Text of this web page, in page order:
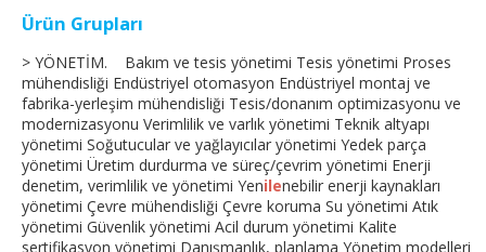
Ürün Grupları
> YÖNETİM. Bakım ve tesis yönetimi Tesis yönetimi Proses
mühendisliği Endüstriyel otomasyon Endüstriyel montaj ve
fabrika-yerleşim mühendisliği Tesis/donanım optimizasyonu ve
modernizasyonu Verimlilik ve varlık yönetimi Teknik altyapı
yönetimi Soğutucular ve yağlayıcılar yönetimi Yedek parça
yönetimi Üretim durdurma ve süreç/çevrim yönetimi Enerji
denetim, verimlilik ve yönetimi Yenilenebilir enerji kaynakları
yönetimi Çevre mühendisliği Çevre koruma Su yönetimi Atık
yönetimi Güvenlik yönetimi Acil durum yönetimi Kalite
sertifikasyon yönetimi Danışmanlık, planlama Yönetim modelleri